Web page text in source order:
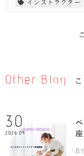
インストラクター
Other Blog
30
2026.04
BY